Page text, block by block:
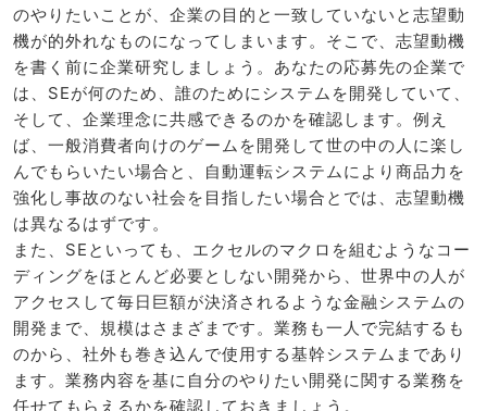
のやりたいことが、企業の目的と一致していないと志望動
機が的外れなものになってしまいます。そこで、志望動機
を書く前に企業研究しましょう。あなたの応募先の企業で
は、SEが何のため、誰のためにシステムを開発していて、
そして、企業理念に共感できるのかを確認します。例え
ば、一般消費者向けのゲームを開発して世の中の人に楽し
んでもらいたい場合と、自動運転システムにより商品力を
強化し事故のない社会を目指したい場合とでは、志望動機
は異なるはずです。
また、SEといっても、エクセルのマクロを組むようなコー
ディングをほとんど必要としない開発から、世界中の人が
アクセスして毎日巨額が決済されるような金融システムの
開発まで、規模はさまざまです。業務も一人で完結するも
のから、社外も巻き込んで使用する基幹システムまであり
ます。業務内容を基に自分のやりたい開発に関する業務を
任せてもらえるかを確認しておきましょう。